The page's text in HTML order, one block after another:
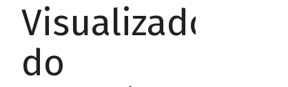
Visualizador
do